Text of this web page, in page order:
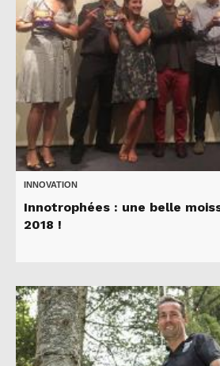
INNOVATION
Innotrophées : une belle
2018 !